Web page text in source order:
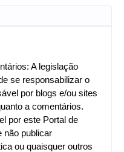
A legislação
se responsabilizar o
por blogs e/ou sites
a comentários.
por este Portal de
não publicar
ou quaisquer outros